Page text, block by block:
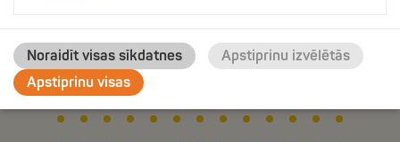
Noraidīt visas sīkdatnes
Apstiprinu izvēlētās
Apstiprinu visas